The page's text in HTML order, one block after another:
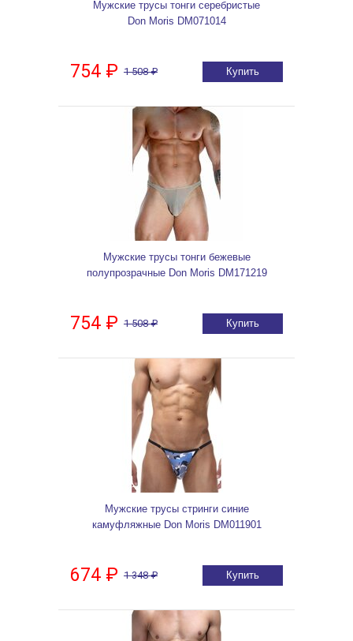
Мужские трусы тонги серебристые
Don Moris DM071014
754 ₽ 1 508 ₽ Купить
Мужские трусы тонги бежевые
полупрозрачные Don Moris DM171219
754 ₽ 1 508 ₽ Купить
Мужские трусы стринги синие
камуфляжные Don Moris DM011901
674 ₽ 1 348 ₽ Купить